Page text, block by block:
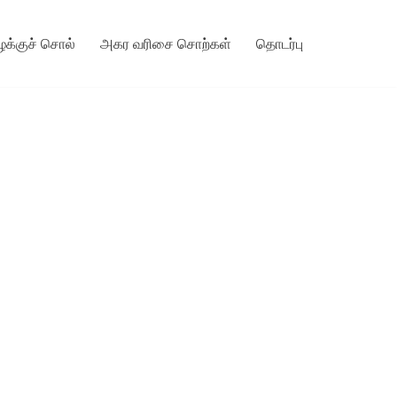
சொல் அகர வரிசை சொற்கள் தொடர்பு